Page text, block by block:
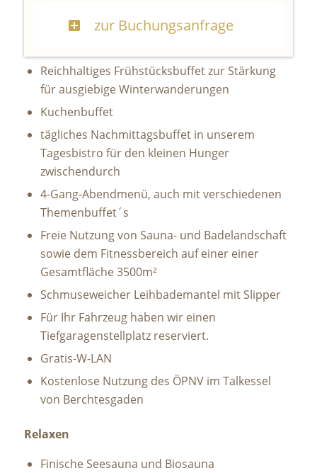
zur Buchungsanfrage
Reichhaltiges Frühstücksbuffet zur Stärkung
für ausgiebige Winterwanderungen
Kuchenbuffet
tägliches Nachmittagsbuffet in unserem
Tagesbistro für den kleinen Hunger
zwischendurch
4-Gang-Abendmenü, auch mit verschiedenen
Themenbuffet´s
Freie Nutzung von Sauna- und Badelandschaft
sowie dem Fitnessbereich auf einer einer
Gesamtfläche 3500m²
Schmuseweicher Leihbademantel mit Slipper
Für Ihr Fahrzeug haben wir einen
Tiefgaragenstellplatz reserviert.
Gratis-W-LAN
Kostenlose Nutzung des ÖPNV im Talkessel
von Berchtesgaden
Relaxen
Finische Seesauna und Biosauna